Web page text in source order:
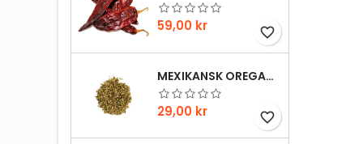
Pris
59,00 kr favorite_border
MEXIKANSK OREGANO 20GR
Pris
29,00 kr favorite_border